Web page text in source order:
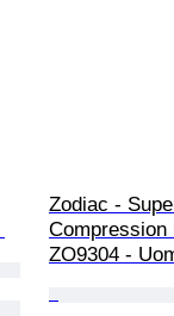
Zodiac -
Compression
ZO9304 -